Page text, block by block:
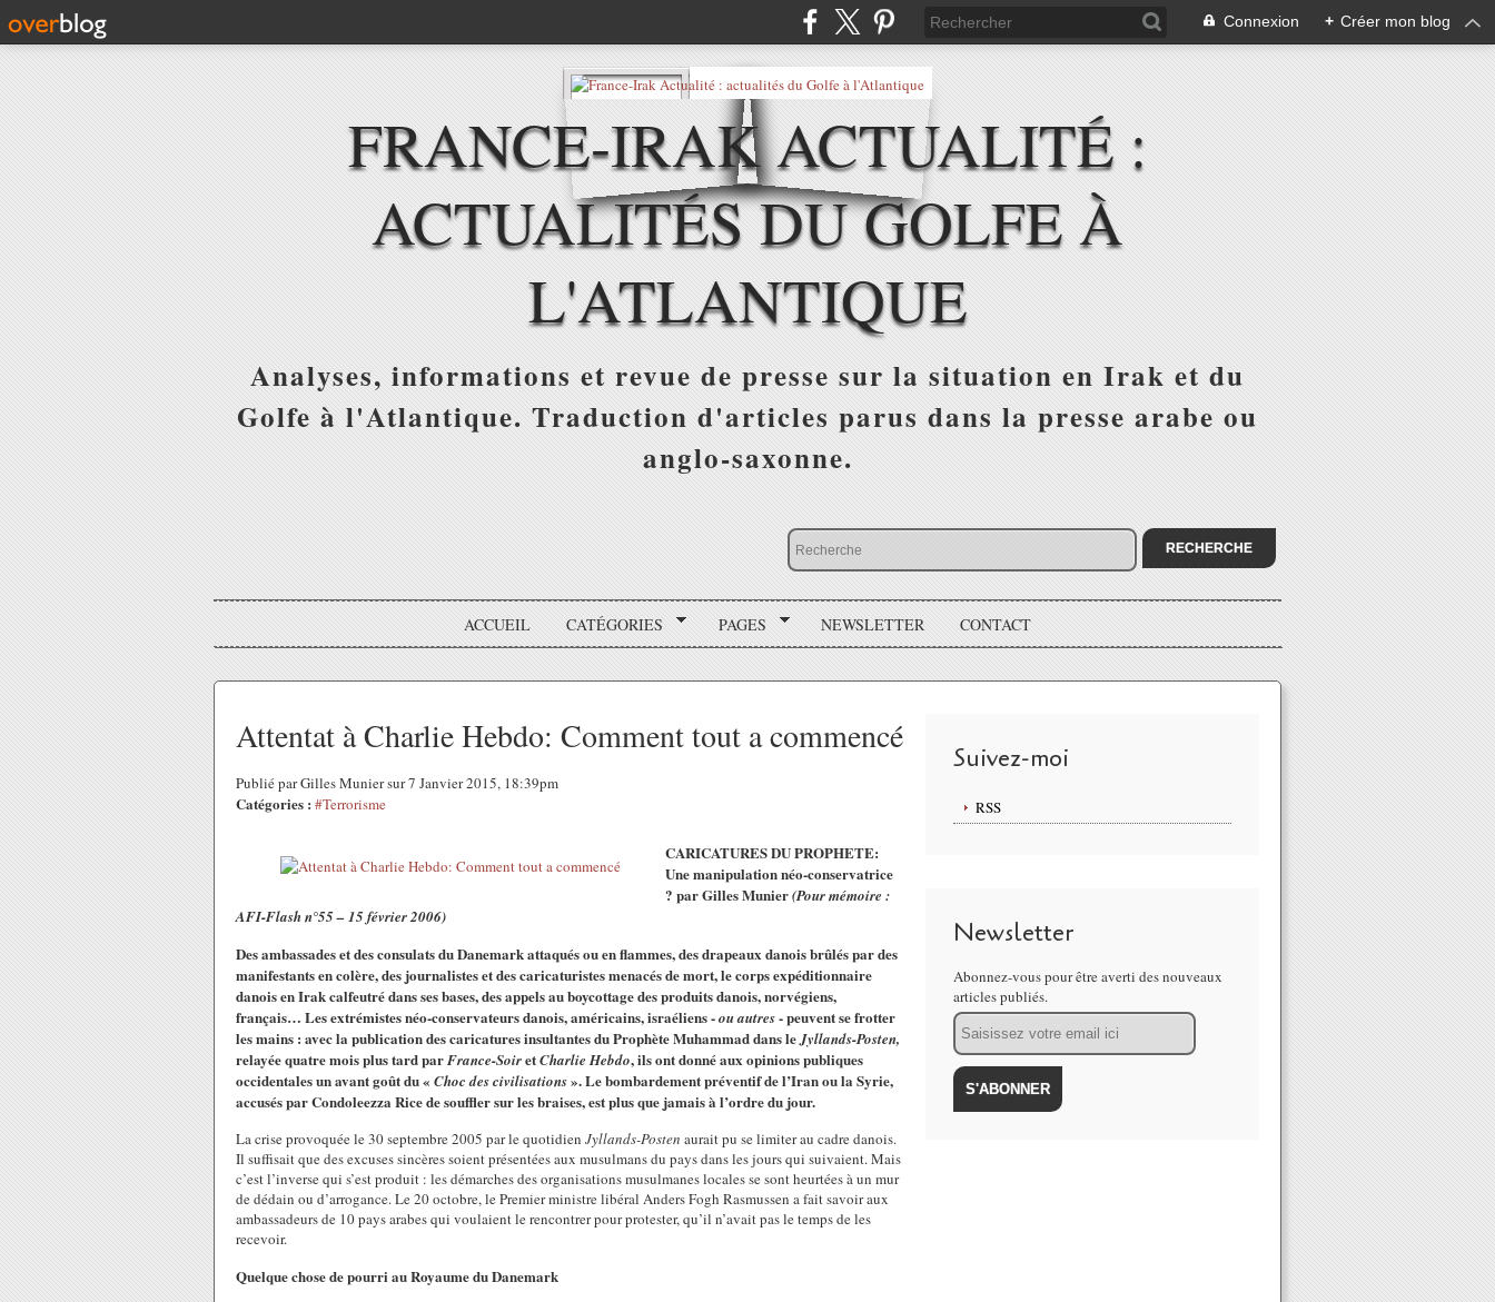
Connexion + Créer mon blog
FRANCE-IRAK ACTUALITÉ :
ACTUALITÉS DU GOLFE À
L'ATLANTIQUE
Analyses, informations et revue de presse sur la situation en Irak et du
Golfe à l'Atlantique. Traduction d'articles parus dans la presse arabe ou
anglo-saxonne.
ACCUEIL CATÉGORIES PAGES NEWSLETTER CONTACT
Attentat à Charlie Hebdo: Comment tout a commencé
Publié par Gilles Munier sur 7 Janvier 2015, 18:39pm
Catégories : #Terrorisme
CARICATURES DU PROPHETE:
Une manipulation néo-conservatrice
? par Gilles Munier(Pour mémoire :
AFI-Flash n°55 – 15 février 2006)
Des ambassades et des consulats du Danemark attaqués ou en flammes, des drapeaux danois brûlés par des
manifestants en colère, des journalistes et des caricaturistes menacés de mort, le corps expéditionnaire
danois en Irak calfeutré dans ses bases, des appels au boycottage des produits danois, norvégiens,
français… Les extrémistes néo-conservateurs danois, américains, israéliens -ou autres- peuvent se frotter
les mains : avec la publication des caricatures insultantes du Prophète Muhammad dans leJyllands-Posten,
relayée quatre mois plus tard parFrance-SoiretCharlie Hebdo, ils ont donné aux opinions publiques
occidentales un avant goût du « Choc des civilisations». Le bombardement préventif de l’Iran ou la Syrie,
accusés par Condoleezza Rice de souffler sur les braises, est plus que jamais à l’ordre du jour.
La crise provoquée le 30 septembre 2005 par le quotidien Jyllands-Posten aurait pu se limiter au cadre danois.
Il suffisait que des excuses sincères soient présentées aux musulmans du pays dans les jours qui suivaient. Mais
c’est l’inverse qui s’est produit : les démarches des organisations musulmanes locales se sont heurtées à un mur
de dédain ou d’arrogance. Le 20 octobre, le Premier ministre libéral Anders Fogh Rasmussen a fait savoir aux
ambassadeurs de 10 pays arabes qui voulaient le rencontrer pour protester, qu’il n’avait pas le temps de les
recevoir.
Quelque chose de pourri au Royaume du Danemark
Suivez-moi
RSS
Newsletter
Abonnez-vous pour être averti des nouveaux
articles publiés.
Email